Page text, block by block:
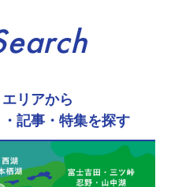
エリアから
記事・特集を探す